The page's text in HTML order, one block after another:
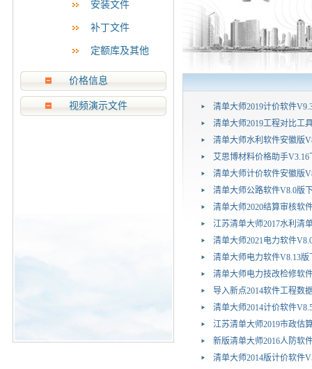
清单大师2019计价软件
清单大师2019工程对比工
清单大师水利软件安徽版
艾思博材料价格助手V3.16
清单大师计价软件安徽版
清单大师公路软件V8.0版
清单大师2020结算审核软
江苏清单大师2017水利清
清单大师2021电力软件
清单大师电力软件V8.13版
清单大师电力技改检修软
导入新点2014软件工程数
清单大师2014计价软件
江苏清单大师2019市政估
新版清单大师2016人防软
清单大师2014版计价软件
安装文件
补丁文件
定额库及其他
价格信息
视频演示文件